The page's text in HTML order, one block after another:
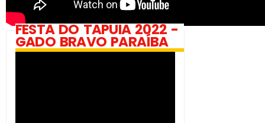
FESTA DO TAPUIA 2022 -
GADO BRAVO PARAÍBA